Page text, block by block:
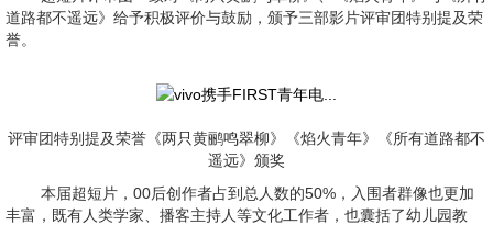
道路都不遥远》给予积极评价与鼓励，颁予三部影片评审团特别提及荣
誉。
评审团特别提及荣誉《两只黄鹂鸣翠柳》《焰火青年》《所有道路都不
遥远》颁奖
本届超短片，00后创作者占到总人数的50%，入围者群像也更加
丰富，既有人类学家、播客主持人等文化工作者，也囊括了幼儿园教